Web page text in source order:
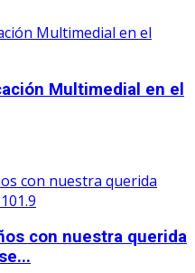
Multimedial en el
con nuestra querida